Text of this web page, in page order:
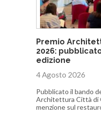
Premio
2026:
edizione
4 Agosto 2026
Pubblicato il bando
Architettura Città di
menzione sul